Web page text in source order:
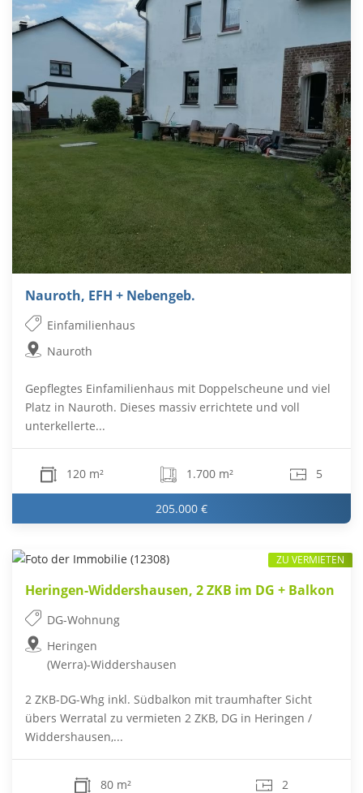
Nauroth, EFH + Nebengeb.
Einfamilienhaus
Nauroth
Gepflegtes Einfamilienhaus mit Doppelscheune und viel
Platz in Nauroth. Dieses massiv errichtete und voll
unterkellerte...
120 m² 1.700 m² 5
205.000 €
Heringen-Widdershausen, 2 ZKB im DG + Balkon
DG-Wohnung
Heringen
(Werra)-Widdershausen
2 ZKB-DG-Whg inkl. Südbalkon mit traumhafter Sicht
übers Werratal zu vermieten 2 ZKB, DG in Heringen /
Widdershausen,...
80 m² 2
ZU VERMIETEN